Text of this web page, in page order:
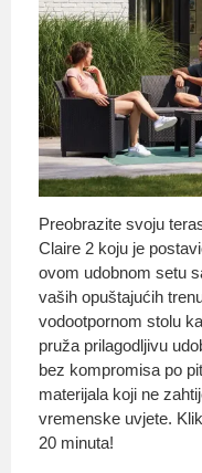
Preobrazite svoju
Claire 2 koju je
ovom udobnom setu
vaših opuštajućih
vodootpornom stolu
pruža prilagodljivu
bez kompromisa po
materijala koji ne
vremenske uvjete.
20 minuta!